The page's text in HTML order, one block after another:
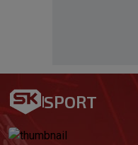
SPORT